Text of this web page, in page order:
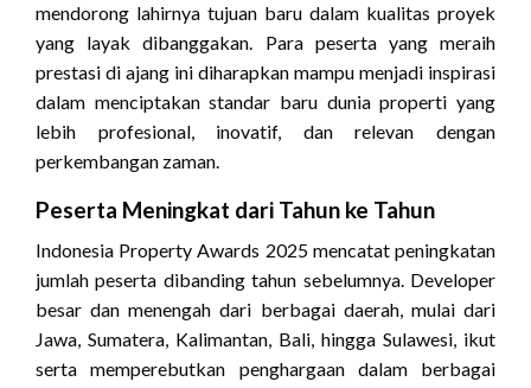
mendorong lahirnya tujuan baru dalam kualitas proyek
yang layak dibanggakan. Para peserta yang meraih
prestasi di ajang ini diharapkan mampu menjadi inspirasi
dalam menciptakan standar baru dunia properti yang
lebih profesional, inovatif, dan relevan dengan
perkembangan zaman.
Peserta Meningkat dari Tahun ke Tahun
Indonesia Property Awards 2025 mencatat peningkatan
jumlah peserta dibanding tahun sebelumnya. Developer
besar dan menengah dari berbagai daerah, mulai dari
Jawa, Sumatera, Kalimantan, Bali, hingga Sulawesi, ikut
serta memperebutkan penghargaan dalam berbagai